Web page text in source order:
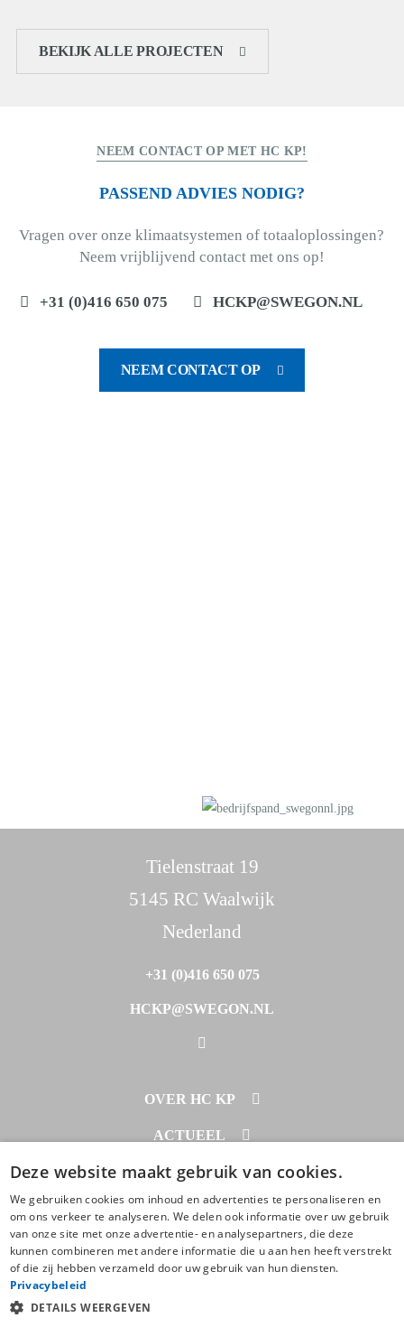
BEKIJK ALLE PROJECTEN
NEEM CONTACT OP MET HC KP!
PASSEND ADVIES NODIG?
Vragen over onze klimaatsystemen of totaaloplossingen?
Neem vrijblijvend contact met ons op!
+31 (0)416 650 075 HCKP@SWEGON.NL
NEEM CONTACT OP
Tielenstraat 19
5145 RC Waalwijk
Nederland
+31 (0)416 650 075
HCKP@SWEGON.NL
OVER HC KP
PROJECTEN
DOWNLOADS
OVER ONS
BEGRIPPENLIJST
ACTUEEL
NIEUWS
CONTACT
CONTACT
ZOEKEN
AFSPRAAK MAKEN
© 2020 - 2026
Algemene voorwaarden Privacy statement
Deze website maakt gebruik van cookies.
We gebruiken cookies om inhoud en advertenties te personaliseren en
om ons verkeer te analyseren. We delen ook informatie over uw gebruik
van onze site met onze advertentie- en analysepartners, die deze
kunnen combineren met andere informatie die u aan hen heeft verstrekt
of die zij hebben verzameld door uw gebruik van hun diensten.
Privacybeleid
DETAILS WEERGEVEN